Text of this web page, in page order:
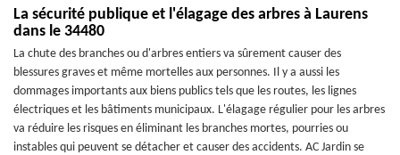
La sécurité publique et l'élagage des arbres à Laurens
dans le 34480
La chute des branches ou d'arbres entiers va sûrement causer des
blessures graves et même mortelles aux personnes. Il y a aussi les
dommages importants aux biens publics tels que les routes, les lignes
électriques et les bâtiments municipaux. L'élagage régulier pour les arbres
va réduire les risques en éliminant les branches mortes, pourries ou
instables qui peuvent se détacher et causer des accidents. AC Jardin se